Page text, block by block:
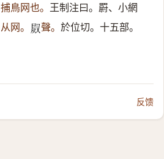
捕鳥网也。 王制注曰。罻、小網
从网。 𤈫 聲。 於位切。十五部。
反馈